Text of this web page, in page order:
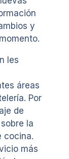
y
les
áreas
Por
de
la
cocina.
más